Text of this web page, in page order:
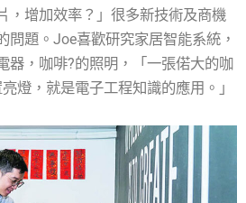
，增加效率？」很多新技術及商機
問題。Joe喜歡研究家居智能系統，
器，咖啡?的照明，「一張偌大的咖
燈，就是電子工程知識的應用。」